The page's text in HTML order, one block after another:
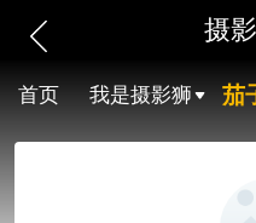
摄
首页 我是摄影狮 茄